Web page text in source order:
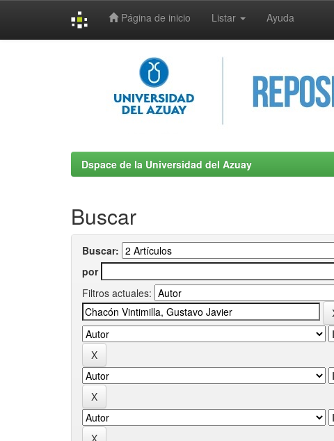
Página de inicio Listar Ayuda
Dspace de la Universidad del Azuay
Buscar
Buscar:
por
Filtros actuales: